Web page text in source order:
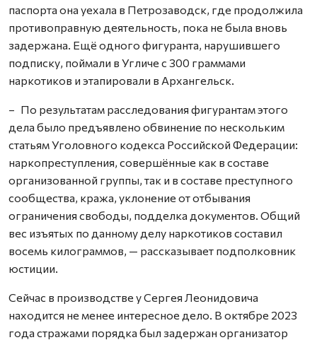
паспорта она уехала в Петрозаводск, где продолжила
противоправную деятельность, пока не была вновь
задержана. Ещё одного фигуранта, нарушившего
подписку, поймали в Угличе с 300 граммами
наркотиков и этапировали в Архангельск.
– По результатам расследования фигурантам этого
дела было предъявлено обвинение по нескольким
статьям Уголовного кодекса Российской Федерации:
наркопреступления, совершённые как в составе
организованной группы, так и в составе преступного
сообщества, кража, уклонение от отбывания
ограничения свободы, подделка документов. Общий
вес изъятых по данному делу наркотиков составил
восемь килограммов, — рассказывает подполковник
юстиции.
Сейчас в производстве у Сергея Леонидовича
находится не менее интересное дело. В октябре 2023
года стражами порядка был задержан организатор